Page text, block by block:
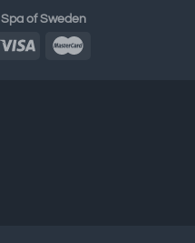
Spa of Sweden